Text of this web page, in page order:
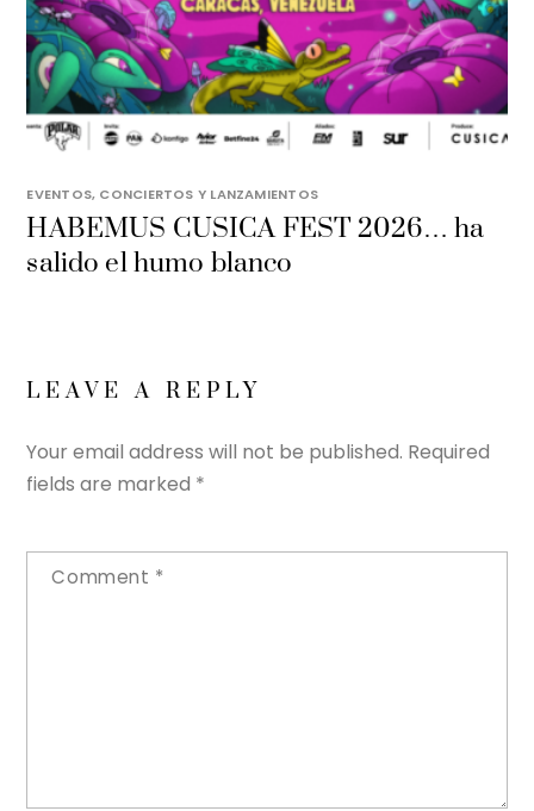
EVENTOS, CONCIERTOS Y LANZAMIENTOS
HABEMUS CUSICA FEST 2026… ha
salido el humo blanco
LEAVE A REPLY
Your email address will not be published. Required
fields are marked *
Comment *